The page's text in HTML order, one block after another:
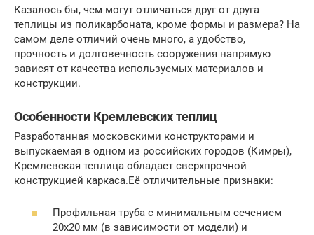
Казалось бы, чем могут отличаться друг от друга
теплицы из поликарбоната, кроме формы и размера? На
самом деле отличий очень много, а удобство,
прочность и долговечность сооружения напрямую
зависят от качества используемых материалов и
конструкции.
Особенности Кремлевских теплиц
Разработанная московскими конструкторами и
выпускаемая в одном из российских городов (Кимры),
Кремлевская теплица обладает сверхпрочной
конструкцией каркаса.Её отличительные признаки:
Профильная труба с минимальным сечением
20х20 мм (в зависимости от модели) и